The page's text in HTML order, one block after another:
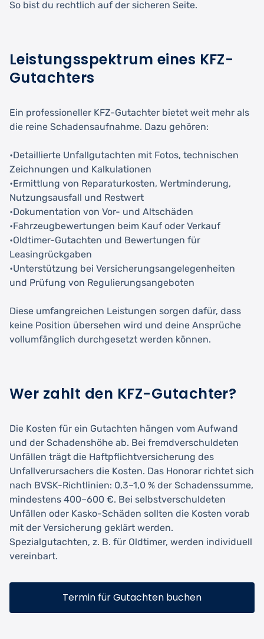
So bist du rechtlich auf der sicheren Seite.
Leistungsspektrum eines KFZ-
Gutachters
Ein professioneller KFZ-Gutachter bietet weit mehr als
die reine Schadensaufnahme. Dazu gehören:
•Detaillierte Unfallgutachten mit Fotos, technischen
Zeichnungen und Kalkulationen
•Ermittlung von Reparaturkosten, Wertminderung,
Nutzungsausfall und Restwert
•Dokumentation von Vor- und Altschäden
•Fahrzeugbewertungen beim Kauf oder Verkauf
•Oldtimer-Gutachten und Bewertungen für
Leasingrückgaben
•Unterstützung bei Versicherungsangelegenheiten
und Prüfung von Regulierungsangeboten
Diese umfangreichen Leistungen sorgen dafür, dass
keine Position übersehen wird und deine Ansprüche
vollumfänglich durchgesetzt werden können.
Wer zahlt den KFZ-Gutachter?
Die Kosten für ein Gutachten hängen vom Aufwand
und der Schadenshöhe ab. Bei fremdverschuldeten
Unfällen trägt die Haftpflichtversicherung des
Unfallverursachers die Kosten. Das Honorar richtet sich
nach BVSK-Richtlinien: 0,3–1,0 % der Schadenssumme,
mindestens 400–600 €. Bei selbstverschuldeten
Unfällen oder Kasko-Schäden sollten die Kosten vorab
mit der Versicherung geklärt werden.
Spezialgutachten, z. B. für Oldtimer, werden individuell
vereinbart.
Termin für Gutachten buchen